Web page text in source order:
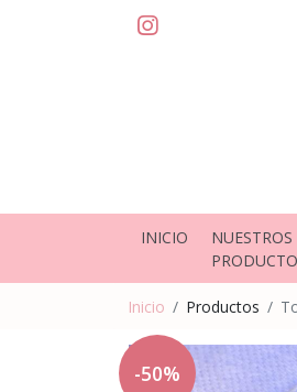
INICIO
NUESTROS
Inicio Productos
-50%